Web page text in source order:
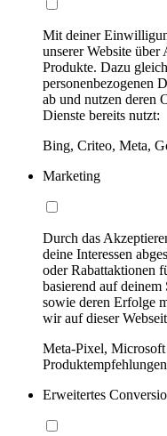
Mit deiner
unserer Website
Produkte. Dazu
personenbezogenen
ab und nutzen deren
Dienste bereits nutzt:
Bing, Criteo, Meta,
Marketing
Durch das
deine Interessen
oder Rabattaktionen
basierend auf
sowie deren Erfolge
wir auf dieser
Meta-Pixel,
Erweitertes